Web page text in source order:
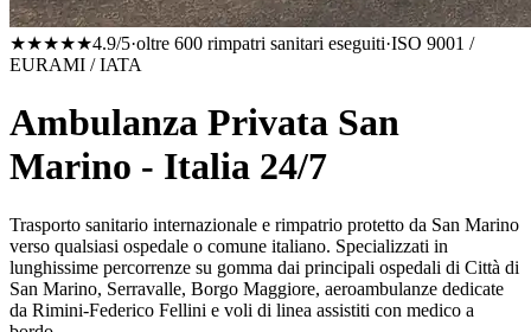
★★★★★4.9/5·oltre 600 rimpatri sanitari eseguiti·ISO 9001 /
EURAMI / IATA
Ambulanza Privata San
Marino - Italia 24/7
Trasporto sanitario internazionale e rimpatrio protetto da San Marino
verso qualsiasi ospedale o comune italiano. Specializzati in
lunghissime percorrenze su gomma dai principali ospedali di Città di
San Marino, Serravalle, Borgo Maggiore, aeroambulanze dedicate
da Rimini-Federico Fellini e voli di linea assistiti con medico a